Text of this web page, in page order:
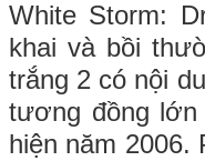
White Storm:
khai và bồi
trắng 2 có nội
tương đồng
hiện năm 2006.